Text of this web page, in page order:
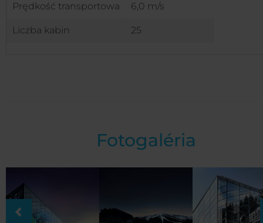
Prędkość transportowa 6,0 m/s
Liczba kabin 25
Fotogaléria